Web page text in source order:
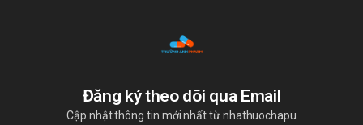
Đăng ký theo dõi qua Email
Cập nhật thông tin mới nhất từ nhathuochapu